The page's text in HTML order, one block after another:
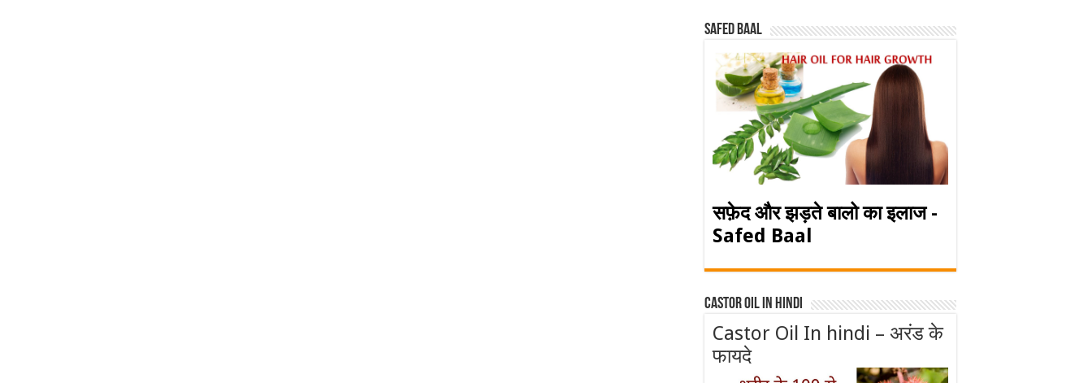
Safed baal
सफ़ेद और झड़ते बालो का इलाज -
Safed Baal
Castor Oil In Hindi
Castor Oil In hindi – अरंड के
फायदे